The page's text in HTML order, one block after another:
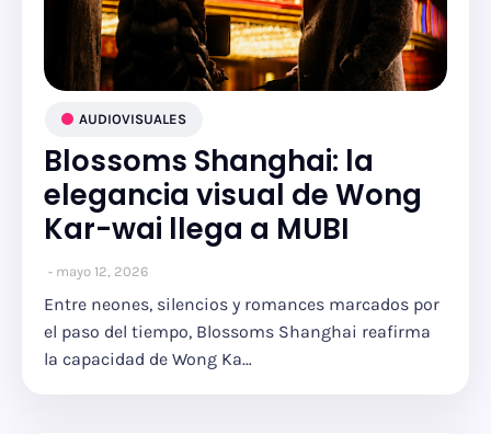
AUDIOVISUALES
Blossoms Shanghai: la
elegancia visual de Wong
Kar-wai llega a MUBI
mayo 12, 2026
Entre neones, silencios y romances marcados por
el paso del tiempo, Blossoms Shanghai reafirma
la capacidad de Wong Ka…